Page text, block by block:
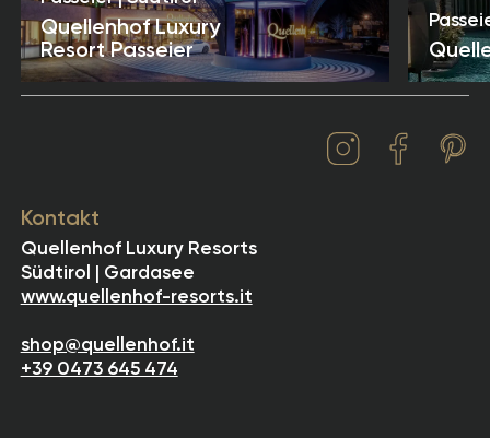
Haftung für Verzögerungen bei der Anlieferung –
insbesondere bei Zollabfertigungen.
Wir bemühen uns jedoch, eventuelle
Unannehmlichkeiten für unsere Kundinnen und
Quellenhof Luxury
Resort Passeier
Kontakt
Quellenhof Luxury Resorts
Südtirol | Gardasee
www.quellenhof-resorts.it
shop@quellenhof.it
+39 0473 645 474